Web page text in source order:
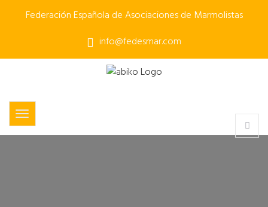
Federación Española de Asociaciones de Marmolistas
info@fedesmar.com